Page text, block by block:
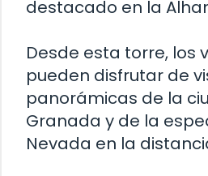
destacado en la
Desde esta torre, los
pueden disfrutar de
panorámicas de la
Granada y de la
Nevada en la